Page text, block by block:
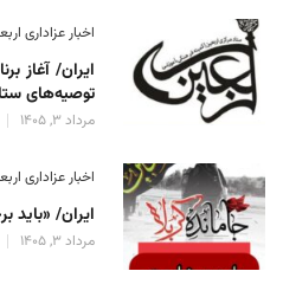
اخبار عزاداری اربعین
ایران/ آغاز
توصیه‌های
مرداد 3, 1405
اخبار عزاداری اربعین
ایران/
مرداد 3, 1405